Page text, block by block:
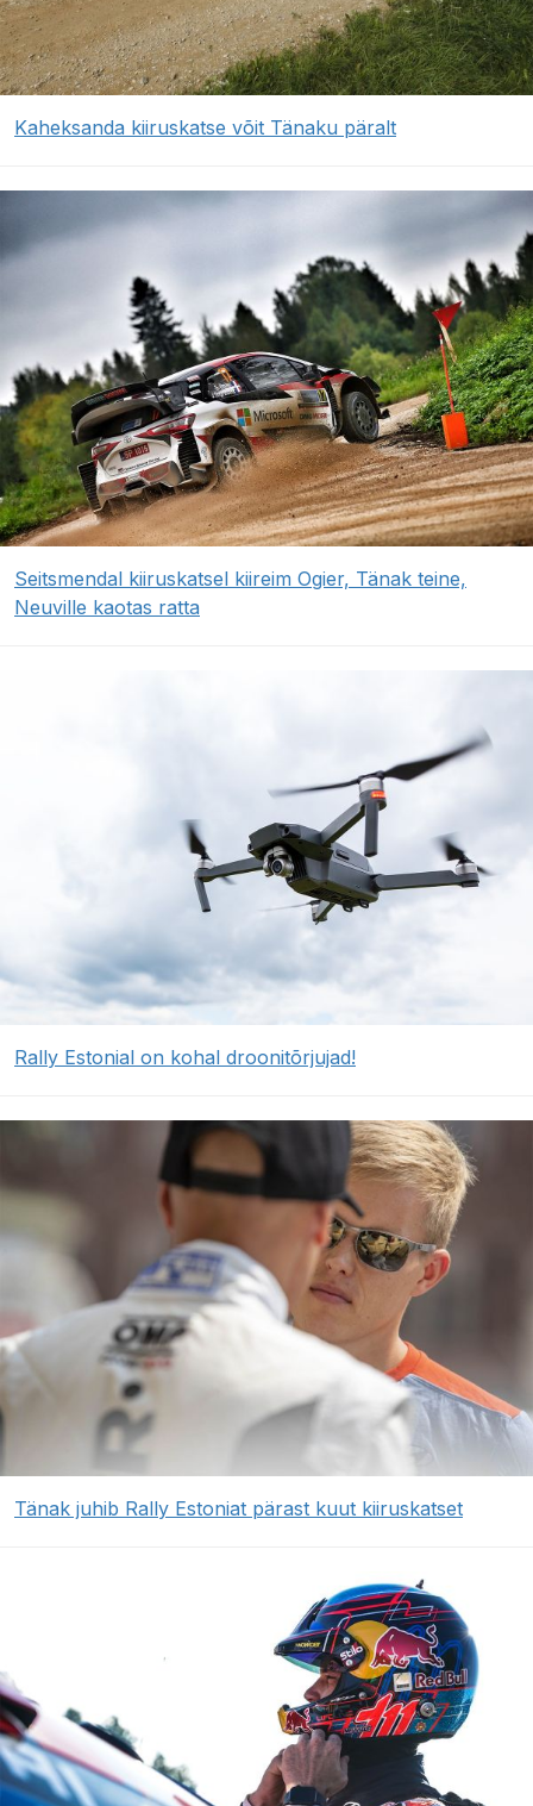
Kaheksanda kiiruskatse võit Tänaku päralt
Seitsmendal kiiruskatsel kiireim Ogier, Tänak teine,
Neuville kaotas ratta
Rally Estonial on kohal droonitõrjujad!
Tänak juhib Rally Estoniat pärast kuut kiiruskatset